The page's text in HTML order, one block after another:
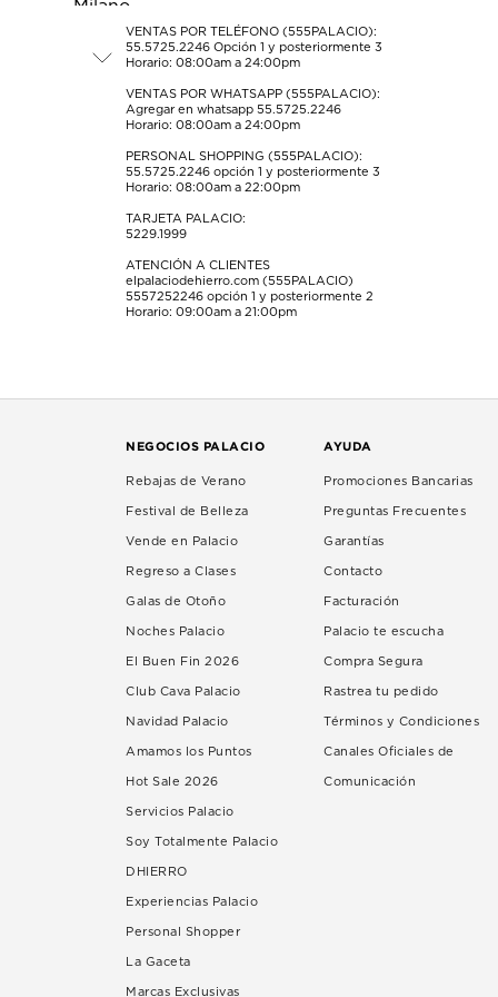
el
formulario
de
el
formulario
de
formulario
de
formulario
de
formulario
de
envío.
VENTAS POR TELÉFONO (555PALACIO):
55.5725.2246 Opción 1 y posteriormente 3
Horario: 08:00am a 24:00pm
VENTAS POR WHATSAPP (555PALACIO):
Agregar en whatsapp 55.5725.2246
Horario: 08:00am a 24:00pm
PERSONAL SHOPPING (555PALACIO):
55.5725.2246 opción 1 y posteriormente 3
Horario: 08:00am a 22:00pm
TARJETA PALACIO:
5229.1999
ATENCIÓN A CLIENTES
elpalaciodehierro.com (555PALACIO)
5557252246 opción 1 y posteriormente 2
Horario: 09:00am a 21:00pm
NEGOCIOS PALACIO
Rebajas de Verano
Festival de Belleza
Vende en Palacio
Regreso a Clases
Galas de Otoño
Noches Palacio
El Buen Fin 2026
Club Cava Palacio
Navidad Palacio
Amamos los Puntos
Hot Sale 2026
Servicios Palacio
Soy Totalmente Palacio
DHIERRO
Experiencias Palacio
Personal Shopper
La Gaceta
Marcas Exclusivas
AYUDA
Promociones Bancarias
Preguntas Frecuentes
Garantías
Contacto
Facturación
Palacio te escucha
Compra Segura
Rastrea tu pedido
Términos y Condiciones
Canales Oficiales de
Comunicación